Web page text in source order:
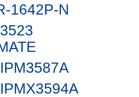
1642P-N